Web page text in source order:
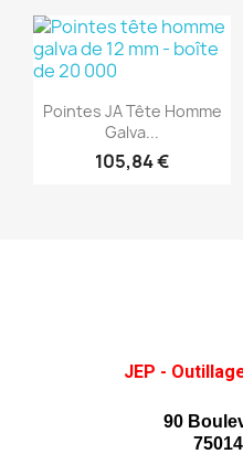
Aperçu rapide
Pointes JA Tête Homme
Galva...
105,84 €
JEP -
90